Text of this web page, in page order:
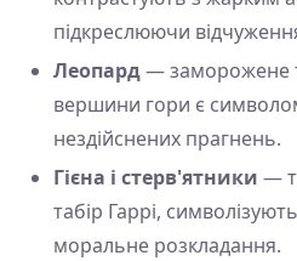
підкреслюючи відчуження
Леопард— заморожене
вершини гори є
нездійснених прагнень.
Гієна і стерв'ятники —
табір Гаррі,
моральне розкладання.